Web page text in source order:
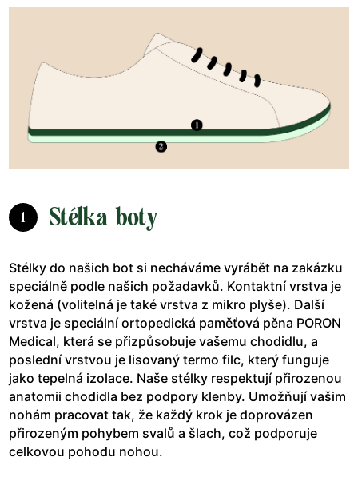
1 Stélka boty
Stélky do našich bot si necháváme vyrábět na zakázku
speciálně podle našich požadavků. Kontaktní vrstva je
kožená (volitelná je také vrstva z mikro plyše). Další
vrstva je speciální ortopedická paměťová pěna PORON
Medical, která se přizpůsobuje vašemu chodidlu, a
poslední vrstvou je lisovaný termo filc, který funguje
jako tepelná izolace. Naše stélky respektují přirozenou
anatomii chodidla bez podpory klenby. Umožňují vašim
nohám pracovat tak, že každý krok je doprovázen
přirozeným pohybem svalů a šlach, což podporuje
celkovou pohodu nohou.